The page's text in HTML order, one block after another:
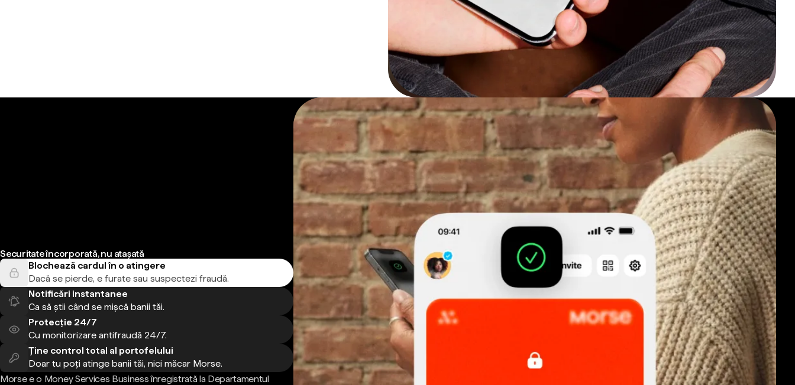
Securitate încorporată, nu atașată
Blochează cardul în o atingere
Dacă se pierde, e furate sau suspectezi fraudă.
Notificări instantanee
Ca să știi când se mișcă banii tăi.
Protecție 24/7
Cu monitorizare antifraudă 24/7.
Ține control total al portofelului
Doar tu poți atinge banii tăi, nici măcar Morse.
Morse e o Money Services Business înregistrată la Departamentul